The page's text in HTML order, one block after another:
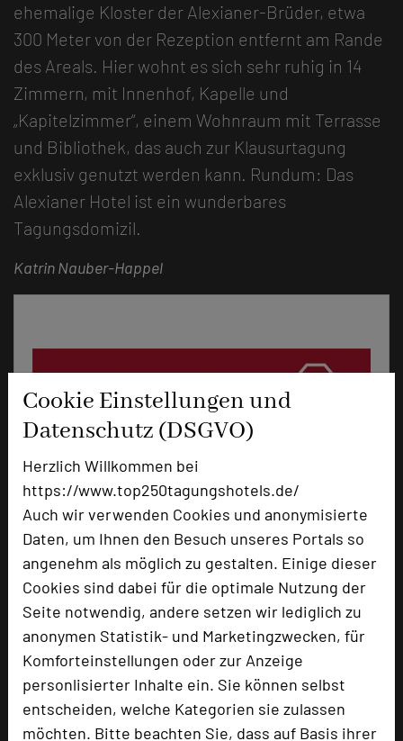
Cookie Einstellungen und
Datenschutz (DSGVO)
Herzlich Willkommen bei
https://www.top250tagungshotels.de/
Auch wir verwenden Cookies und anonymisierte
Daten, um Ihnen den Besuch unseres Portals so
angenehm als möglich zu gestalten. Einige dieser
Cookies sind dabei für die optimale Nutzung der
Seite notwendig, andere setzen wir lediglich zu
anonymen Statistik- und Marketingzwecken, für
Komforteinstellungen oder zur Anzeige
personlisierter Inhalte ein. Sie können selbst
entscheiden, welche Kategorien sie zulassen
möchten. Bitte beachten Sie, dass auf Basis ihrer
ehemalige Kloster der Alexianer-Brüder, etwa
300 Meter von der Rezeption entfernt am Rande
des Areals. Hier wohnt es sich sehr ruhig in 14
Zimmern, mit Innenhof, Kapelle und
„Kapitelzimmer“, einem Wohnraum mit Terrasse
und Bibliothek, das auch zur Klausurtagung
exklusiv genutzt werden kann. Rundum: Das
Alexianer Hotel ist ein wunderbares
Tagungsdomizil.
Katrin Nauber-Happel
Alexianer Hotel am Wasserturm
Alexianerweg 9
48163 Münster
phone +49 2501 966-23100
Email
Homepage
zur Tagungsanfrage hinzufügen